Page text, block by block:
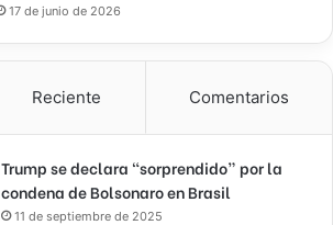
17 de junio de 2026
Reciente Comentarios
Trump se declara “sorprendido” por la
condena de Bolsonaro en Brasil
11 de septiembre de 2025